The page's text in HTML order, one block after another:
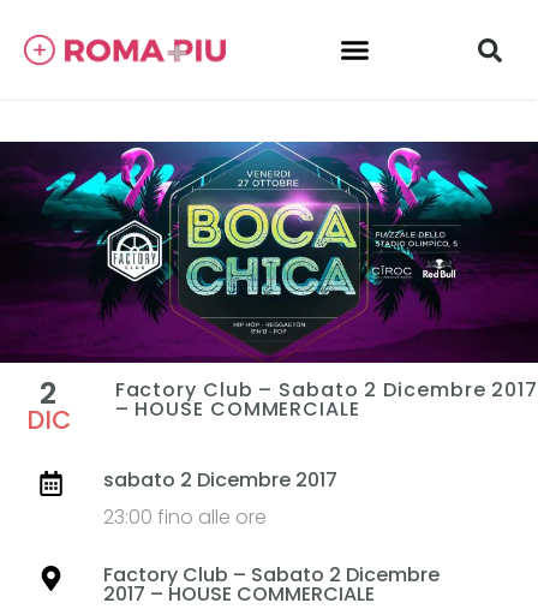
2
DIC
Factory Club – Sabato 2 Dicembre 2017
– HOUSE COMMERCIALE
sabato 2 Dicembre 2017
23:00 fino alle ore
Factory Club – Sabato 2 Dicembre
2017 – HOUSE COMMERCIALE